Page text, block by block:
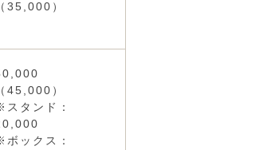
（35,000）
（45,000）
スタンド：
ボックス：